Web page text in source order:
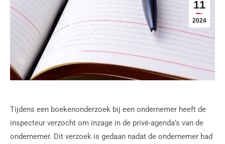
11
2024
Tijdens een boekenonderzoek bij een ondernemer heeft de
inspecteur verzocht om inzage in de privé-agenda’s van de
ondernemer. Dit verzoek is gedaan nadat de ondernemer had